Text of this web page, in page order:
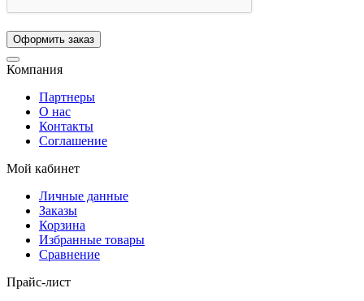
Компания
Партнеры
О нас
Контакты
Соглашение
Мой кабинет
Личные данные
Заказы
Корзина
Избранные товары
Сравнение
Прайс-лист